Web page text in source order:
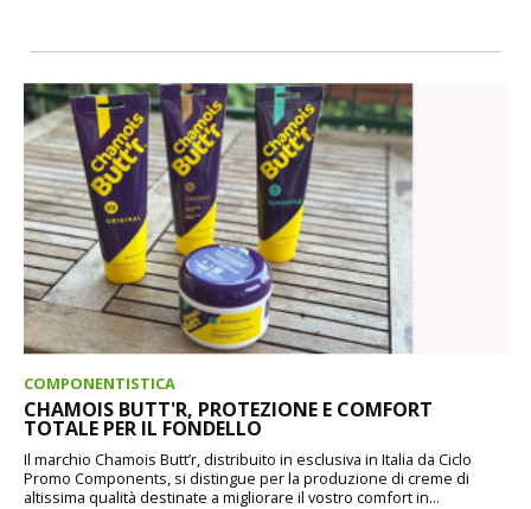
COMPONENTISTICA
CHAMOIS BUTT'R, PROTEZIONE E COMFORT
TOTALE PER IL FONDELLO
Il marchio Chamois Butt’r, distribuito in esclusiva in Italia da Ciclo
Promo Components, si distingue per la produzione di creme di
altissima qualità destinate a migliorare il vostro comfort in...